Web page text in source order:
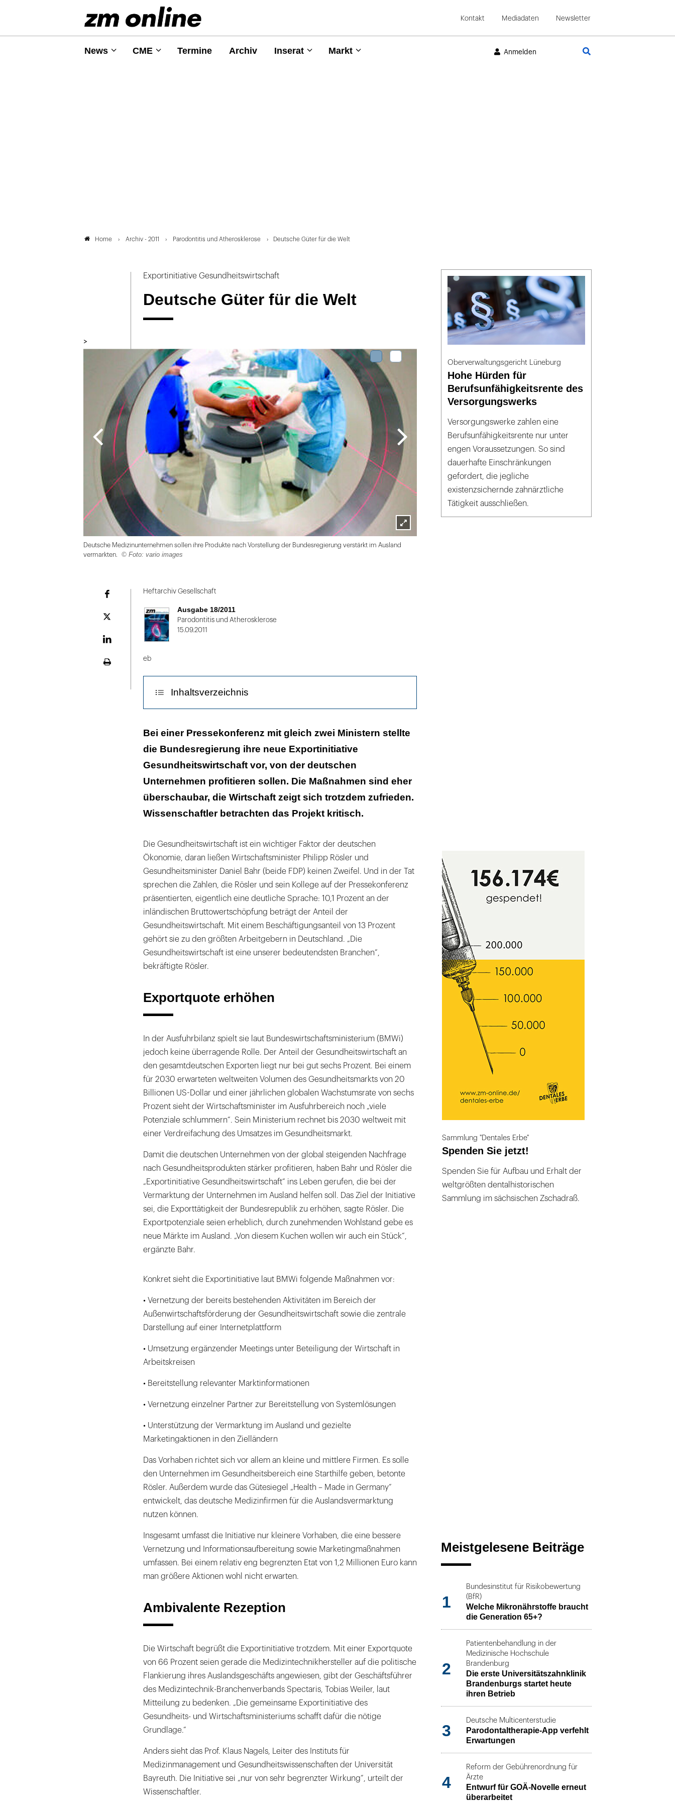
Kontakt Mediadaten Newsletter
News CME Termine Archiv Inserat Markt Anmelden
Home Archiv - 2011 Parodontitis und Atherosklerose Deutsche Güter für die Welt
Exportinitiative Gesundheitswirtschaft
Deutsche Güter für die Welt
>
Lightbox
öffnen
Deutsche Medizinunternehmen sollen ihre Produkte nach Vorstellung der Bundesregierung verstärkt im Ausland
vermarkten.
© Foto: vario images
Plattform
Heftarchiv Gesellschaft
Ausgabe 18/2011
Parodontitis und Atherosklerose
15.09.2011
eb
Inhaltsverzeichnis
Exportquote erhöhen
Ambivalente Rezeption
Bei einer Pressekonferenz mit gleich zwei Ministern stellte
die Bundesregierung ihre neue Exportinitiative
Gesundheitswirtschaft vor, von der deutschen
Unternehmen profitieren sollen. Die Maßnahmen sind eher
überschaubar, die Wirtschaft zeigt sich trotzdem zufrieden.
Wissenschaftler betrachten das Projekt kritisch.
Die Gesundheitswirtschaft ist ein wichtiger Faktor der deutschen
Ökonomie, daran ließen Wirtschaftsminister Philipp Rösler und
Gesundheitsminister Daniel Bahr (beide FDP) keinen Zweifel. Und in der Tat
sprechen die Zahlen, die Rösler und sein Kollege auf der Pressekonferenz
präsentierten, eigentlich eine deutliche Sprache: 10,1 Prozent an der
inländischen Bruttowertschöpfung beträgt der Anteil der
Gesundheitswirtschaft. Mit einem Beschäftigungsanteil von 13 Prozent
gehört sie zu den größten Arbeitgebern in Deutschland. „Die
Gesundheitswirtschaft ist eine unserer bedeutendsten Branchen“,
bekräftigte Rösler.
Exportquote erhöhen
In der Ausfuhrbilanz spielt sie laut Bundeswirtschaftsministerium (BMWi)
jedoch keine überragende Rolle. Der Anteil der Gesundheitswirtschaft an
den gesamtdeutschen Exporten liegt nur bei gut sechs Prozent. Bei einem
für 2030 erwarteten weltweiten Volumen des Gesundheitsmarkts von 20
Billionen US-Dollar und einer jährlichen globalen Wachstumsrate von sechs
Prozent sieht der Wirtschaftsminister im Ausfuhrbereich noch „viele
Potenziale schlummern“. Sein Ministerium rechnet bis 2030 weltweit mit
einer Verdreifachung des Umsatzes im Gesundheitsmarkt.
Damit die deutschen Unternehmen von der global steigenden Nachfrage
nach Gesundheitsprodukten stärker profitieren, haben Bahr und Rösler die
„Exportinitiative Gesundheitswirtschaft“ ins Leben gerufen, die bei der
Vermarktung der Unternehmen im Ausland helfen soll. Das Ziel der Initiative
sei, die Exporttätigkeit der Bundesrepublik zu erhöhen, sagte Rösler. Die
Exportpotenziale seien erheblich, durch zunehmenden Wohlstand gebe es
neue Märkte im Ausland. „Von diesem Kuchen wollen wir auch ein Stück“,
ergänzte Bahr.
Konkret sieht die Exportinitiative laut BMWi folgende Maßnahmen vor:
• Vernetzung der bereits bestehenden Aktivitäten im Bereich der
Außenwirtschaftsförderung der Gesundheitswirtschaft sowie die zentrale
Darstellung auf einer Internetplattform
• Umsetzung ergänzender Meetings unter Beteiligung der Wirtschaft in
Arbeitskreisen
• Bereitstellung relevanter Marktinformationen
• Vernetzung einzelner Partner zur Bereitstellung von Systemlösungen
• Unterstützung der Vermarktung im Ausland und gezielte
Marketingaktionen in den Zielländern
Das Vorhaben richtet sich vor allem an kleine und mittlere Firmen. Es solle
den Unternehmen im Gesundheitsbereich eine Starthilfe geben, betonte
Rösler. Außerdem wurde das Gütesiegel „Health – Made in Germany“
entwickelt, das deutsche Medizinfirmen für die Auslandsvermarktung
nutzen können.
Insgesamt umfasst die Initiative nur kleinere Vorhaben, die eine bessere
Vernetzung und Informationsaufbereitung sowie Marketingmaßnahmen
umfassen. Bei einem relativ eng begrenzten Etat von 1,2 Millionen Euro kann
man größere Aktionen wohl nicht erwarten.
Ambivalente Rezeption
Die Wirtschaft begrüßt die Exportinitiative trotzdem. Mit einer Exportquote
von 66 Prozent seien gerade die Medizintechnikhersteller auf die politische
Flankierung ihres Auslandsgeschäfts angewiesen, gibt der Geschäftsführer
des Medizintechnik-Branchenverbands Spectaris, Tobias Weiler, laut
Mitteilung zu bedenken. „Die gemeinsame Exportinitiative des
Gesundheits- und Wirtschaftsministeriums schafft dafür die nötige
Grundlage.“
Anders sieht das Prof. Klaus Nagels, Leiter des Instituts für
Medizinmanagement und Gesundheitswissenschaften der Universität
Bayreuth. Die Initiative sei „nur von sehr begrenzter Wirkung“, urteilt der
Wissenschaftler.
Oberverwaltungsgericht Lüneburg
Hohe Hürden für
Berufsunfähigkeitsrente des
Versorgungswerks
Versorgungswerke zahlen eine
Berufsunfähigkeitsrente nur unter
engen Voraussetzungen. So sind
dauerhafte Einschränkungen
gefordert, die jegliche
existenzsichernde zahnärztliche
Tätigkeit ausschließen.
Sammlung "Dentales Erbe"
Spenden Sie jetzt!
Spenden Sie für Aufbau und Erhalt der
weltgrößten dentalhistorischen
Sammlung im sächsischen Zschadraß.
Meistgelesene Beiträge
1
Bundesinstitut für Risikobewertung
(BfR)
Welche Mikronährstoffe braucht
die Generation 65+?
2
Patientenbehandlung in der
Medizinische Hochschule
Brandenburg
Die erste Universitätszahnklinik
Brandenburgs startet heute
ihren Betrieb
3
Deutsche Multicenterstudie
Parodontaltherapie-App verfehlt
Erwartungen
4
Reform der Gebührenordnung für
Ärzte
Entwurf für GOÄ-Novelle erneut
überarbeitet